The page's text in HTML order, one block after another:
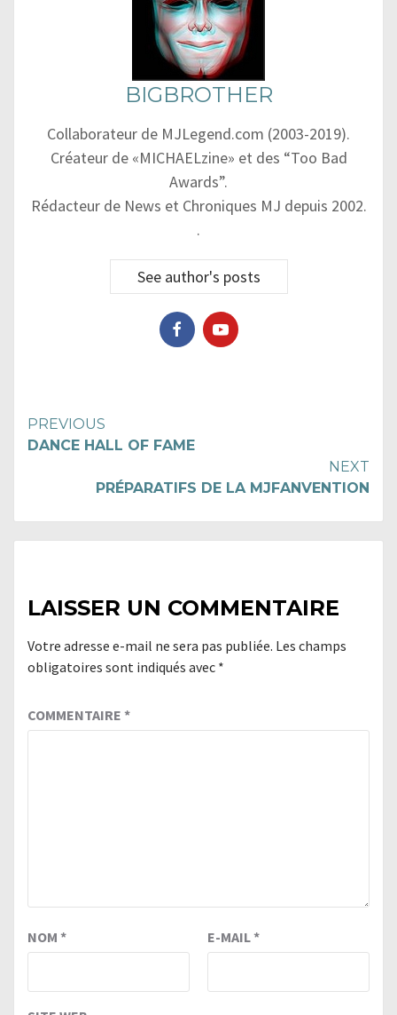
BIGBROTHER
Collaborateur de MJLegend.com (2003-2019).
Créateur de «MICHAELzine» et des “Too Bad
Awards”.
Rédacteur de News et Chroniques MJ depuis 2002.
.
See author's posts
Continue
PREVIOUS
DANCE HALL OF FAME
NEXT
PRÉPARATIFS DE LA MJFANVENTION
LAISSER UN COMMENTAIRE
Votre adresse e-mail ne sera pas publiée. Les champs
obligatoires sont indiqués avec *
COMMENTAIRE *
NOM * E-MAIL*